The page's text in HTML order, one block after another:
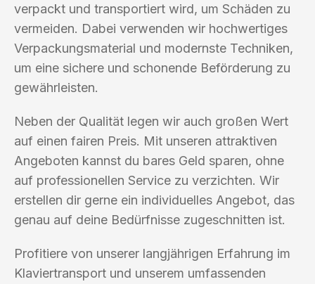
verpackt und transportiert wird, um Schäden zu
vermeiden. Dabei verwenden wir hochwertiges
Verpackungsmaterial und modernste Techniken,
um eine sichere und schonende Beförderung zu
gewährleisten.
Neben der Qualität legen wir auch großen Wert
auf einen fairen Preis. Mit unseren attraktiven
Angeboten kannst du bares Geld sparen, ohne
auf professionellen Service zu verzichten. Wir
erstellen dir gerne ein individuelles Angebot, das
genau auf deine Bedürfnisse zugeschnitten ist.
Profitiere von unserer langjährigen Erfahrung im
Klaviertransport und unserem umfassenden